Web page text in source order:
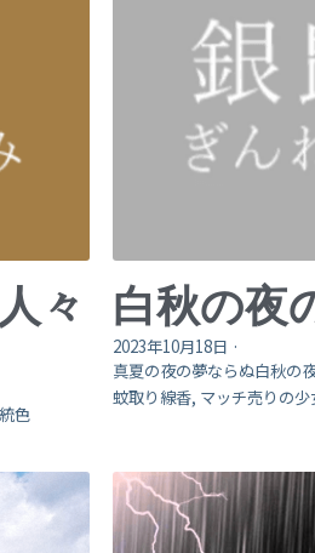
々
色
白秋の夜
2023年10月18日 ·
真夏の夜の夢ならぬ白秋の
蚊取り線香, マッチ売りの少